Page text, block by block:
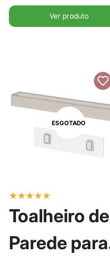
Ver produto
ESGOTADO
★★★★★
Toalheiro de
Parede para